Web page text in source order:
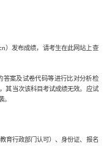
）发布成绩，请考生在此网站上查
答案及试卷代码等进行比对分析检
其当次该科目考试成绩无效。应试
。
育行政部门认可）、身份证、报名